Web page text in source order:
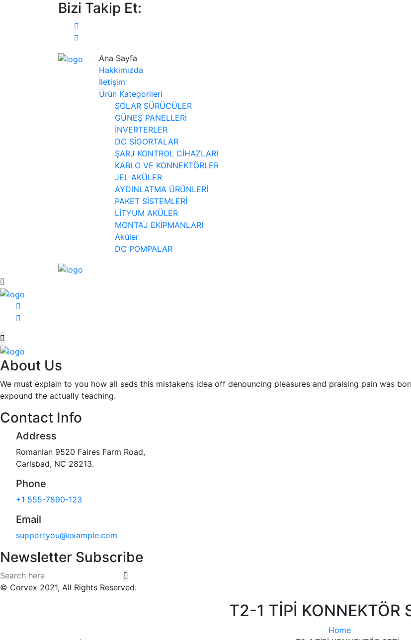
Bizi Takip Et:
Ana Sayfa
Hakkımızda
İletişim
Ürün Kategorileri
SOLAR SÜRÜCÜLER
GÜNEŞ PANELLERİ
İNVERTERLER
DC SİGORTALAR
ŞARJ KONTROL CİHAZLARI
KABLO VE KONNEKTÖRLER
JEL AKÜLER
AYDINLATMA ÜRÜNLERİ
PAKET SİSTEMLERİ
LİTYUM AKÜLER
MONTAJ EKİPMANLARI
Aküler
DC POMPALAR
About Us
We must explain to you how all seds this mistakens idea off denouncing pleasures and praising pain was
expound the actually teaching.
Contact Info
Address
Romanian 9520 Faires Farm Road,
Carlsbad, NC 28213.
Phone
+1 555-7890-123
Email
supportyou@example.com
Newsletter Subscribe
© Corvex 2021, All Rights Reserved.
T2-1 TİPİ KONNEKTÖR
Home